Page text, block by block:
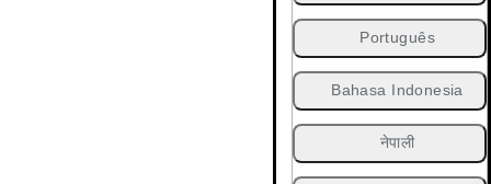
Português
Bahasa Indonesia
नेपाली